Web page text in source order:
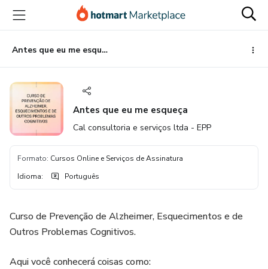
para
conteúdo
principal
para
pagamento
para
rodapé
Antes que eu me esqueça
Antes que eu me esqueça
Cal consultoria e serviços ltda - EPP
Formato: Cursos Online e Serviços de Assinatura
Idioma: Português
Curso de Prevenção de Alzheimer, Esquecimentos e de
Outros Problemas Cognitivos.
Aqui você conhecerá coisas como: